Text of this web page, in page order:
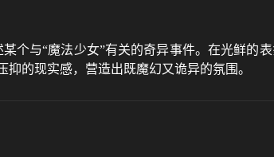
个与“魔法少女”有关的奇异事件。在光鲜的
的现实感，营造出既魔幻又诡异的氛围。